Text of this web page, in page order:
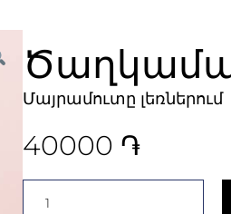
Մայրամուտը լեռներում
40000 ֏